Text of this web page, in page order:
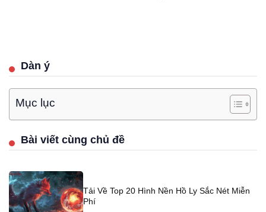
Dàn ý
Mục lục
Bài viết cùng chủ đề
Tải Về Top 20 Hình Nền Hồ Ly Sắc Nét Miễn
Phí